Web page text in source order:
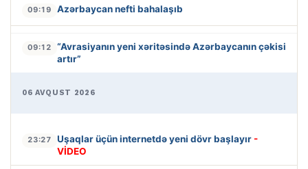
09:19 Azərbaycan nefti bahalaşıb
09:12
“Avrasiyanın yeni xəritəsində Azərbaycanın çəkisi
artır”
06 AVQUST 2026
23:27 Uşaqlar üçün internetdə yeni dövr başlayır -
VİDEO